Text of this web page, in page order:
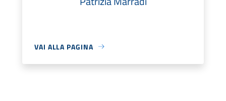
VAI ALLA PAGINA